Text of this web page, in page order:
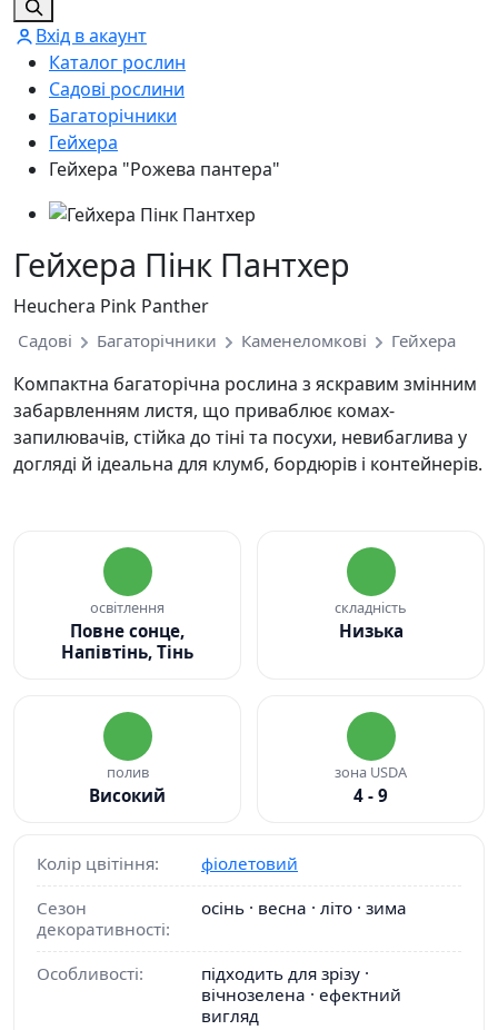
Вхід в акаунт
Каталог рослин
Садові рослини
Багаторічники
Гейхера
Гейхера "Рожева пантера"
Гейхера Пінк Пантхер
Heuchera Pink Panther
Садові Багаторічники Каменеломкові Гейхера
Компактна багаторічна рослина з яскравим змінним
забарвленням листя, що приваблює комах-
запилювачів, стійка до тіні та посухи, невибаглива у
догляді й ідеальна для клумб, бордюрів і контейнерів.
освітлення
Повне сонце,
Напівтінь, Тінь
складність
Низька
полив
Високий
зона USDA
4 - 9
Колір цвітіння:
фіолетовий
Сезон
декоративності:
осінь · весна · літо · зима
Особливості:
підходить для зрізу ·
вічнозелена · ефектний
вигляд